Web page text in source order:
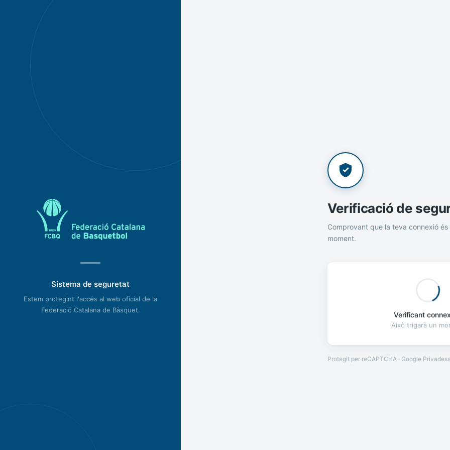
Sistema de seguretat
Estem protegint l'accés al web oficial de la
Federació Catalana de Bàsquet.
Verificació de
Comprovant que la teva connexió és
moment.
Verificant
Això trigarà un
Protegit per reCAPTCHA · Google Privadesa